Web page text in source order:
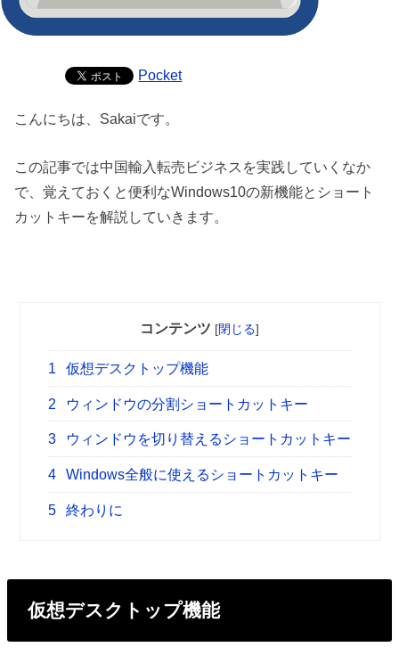
Pocket
こんにちは、Sakaiです。
この記事では中国輸入転売ビジネスを実践していくなか
で、覚えておくと便利なWindows10の新機能とショート
カットキーを解説していきます。
コンテンツ [閉じる]
1 仮想デスクトップ機能
2 ウィンドウの分割ショートカットキー
3 ウィンドウを切り替えるショートカットキー
4 Windows全般に使えるショートカットキー
5 終わりに
仮想デスクトップ機能